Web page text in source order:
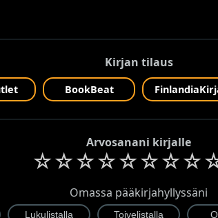
Kirjan tilaus
BookBeat
Arvosanani kirjalle
☆☆☆☆☆☆☆☆
Omassa pääkirjahyllyssäni